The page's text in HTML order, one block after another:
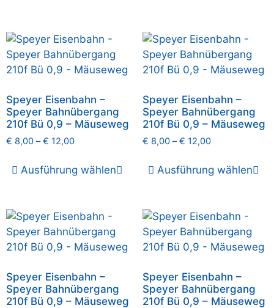
Speyer Eisenbahn –
Speyer Bahnübergang
210f Bü 0,9 – Mäuseweg
€ 8,00 –€ 12,00
Ausführung wählen
Speyer Eisenbahn –
Speyer Bahnübergang
210f Bü 0,9 – Mäuseweg
€ 8,00–€ 12,00
Ausführung wählen
Speyer Eisenbahn –
Speyer Bahnübergang
210f Bü 0,9 – Mäuseweg
Speyer Eisenbahn –
Speyer Bahnübergang
210f Bü 0,9 – Mäuseweg